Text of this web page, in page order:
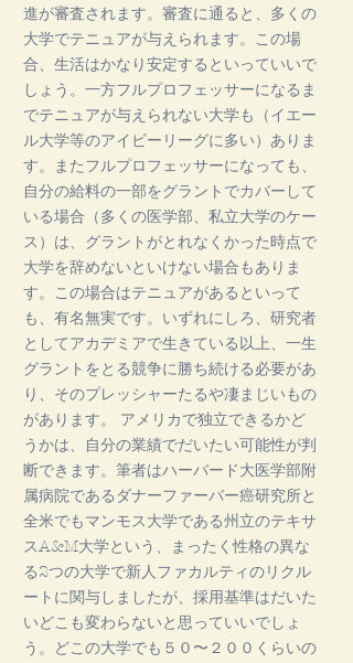
進が審査されます。審査に通ると、多くの
大学でテニュアが与えられます。この場
合、生活はかなり安定するといっていいで
しょう。一方フルプロフェッサーになるま
でテニュアが与えられない大学も（イエー
ル大学等のアイビーリーグに多い）ありま
す。またフルプロフェッサーになっても、
自分の給料の一部をグラントでカバーして
いる場合（多くの医学部、私立大学のケー
ス）は、グラントがとれなくかった時点で
大学を辞めないといけない場合もありま
す。この場合はテニュアがあるといって
も、有名無実です。いずれにしろ、研究者
としてアカデミアで生きている以上、一生
グラントをとる競争に勝ち続ける必要があ
り、そのプレッシャーたるや凄まじいもの
があります。 アメリカで独立できるかど
うかは、自分の業績でだいたい可能性が判
断できます。筆者はハーバード大医学部附
属病院であるダナーファーバー癌研究所と
全米でもマンモス大学である州立のテキサ
スA&M大学という、まったく性格の異な
る2つの大学で新人ファカルティのリクル
ートに関与しましたが、採用基準はだいた
いどこも変わらないと思っていいでしょ
う。どこの大学でも５０〜２００くらいの